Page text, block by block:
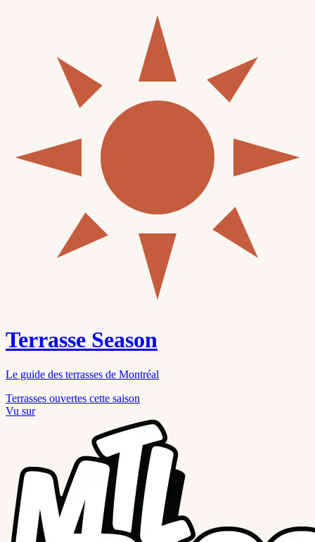
Terrasse Season
Le guide des terrasses de Montréal
Terrasses ouvertes cette saison
Vu sur